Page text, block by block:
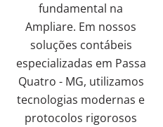
fundamental na
Ampliare. Em nossos
soluções contábeis
especializadas em Passa
Quatro - MG, utilizamos
tecnologias modernas e
protocolos rigorosos